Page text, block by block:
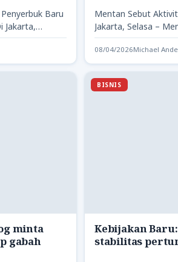
Baru
Jakarta,
Mentan Sebut
Jakarta, Selasa –
mengungkapkan
08/04/2026Michael
minta
gabah
BISNIS
Kebijakan
stabilitas